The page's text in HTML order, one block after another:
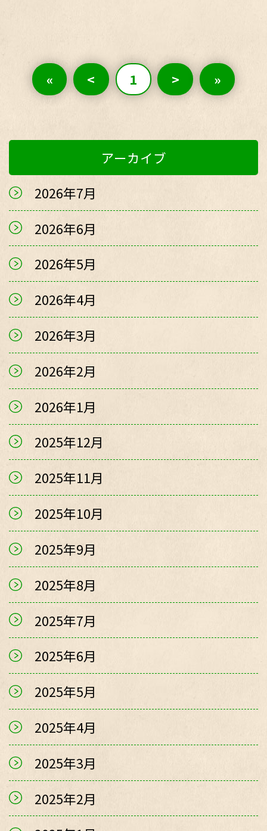
« < 1 > »
アーカイブ
2026年7月
2026年6月
2026年5月
2026年4月
2026年3月
2026年2月
2026年1月
2025年12月
2025年11月
2025年10月
2025年9月
2025年8月
2025年7月
2025年6月
2025年5月
2025年4月
2025年3月
2025年2月